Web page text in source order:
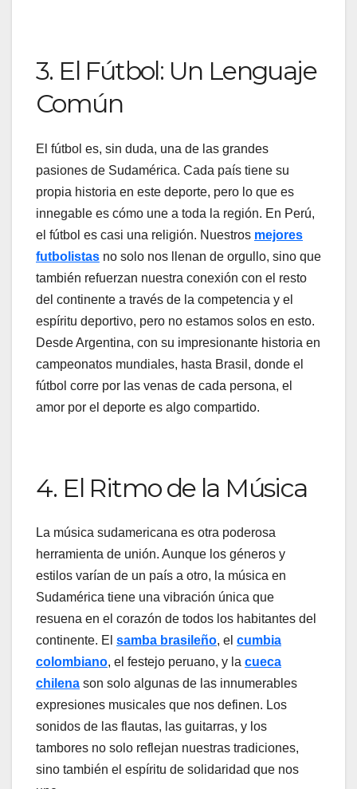
3. El Fútbol: Un Lenguaje
Común
El fútbol es, sin duda, una de las grandes
pasiones de Sudamérica. Cada país tiene su
propia historia en este deporte, pero lo que es
innegable es cómo une a toda la región. En Perú,
el fútbol es casi una religión. Nuestros mejores
futbolistas no solo nos llenan de orgullo, sino que
también refuerzan nuestra conexión con el resto
del continente a través de la competencia y el
espíritu deportivo, pero no estamos solos en esto.
Desde Argentina, con su impresionante historia en
campeonatos mundiales, hasta Brasil, donde el
fútbol corre por las venas de cada persona, el
amor por el deporte es algo compartido.
4. El Ritmo de la Música
La música sudamericana es otra poderosa
herramienta de unión. Aunque los géneros y
estilos varían de un país a otro, la música en
Sudamérica tiene una vibración única que
resuena en el corazón de todos los habitantes del
continente. El samba brasileño, el cumbia
colombiano, el festejo peruano, y la cueca
chilena son solo algunas de las innumerables
expresiones musicales que nos definen. Los
sonidos de las flautas, las guitarras, y los
tambores no solo reflejan nuestras tradiciones,
sino también el espíritu de solidaridad que nos